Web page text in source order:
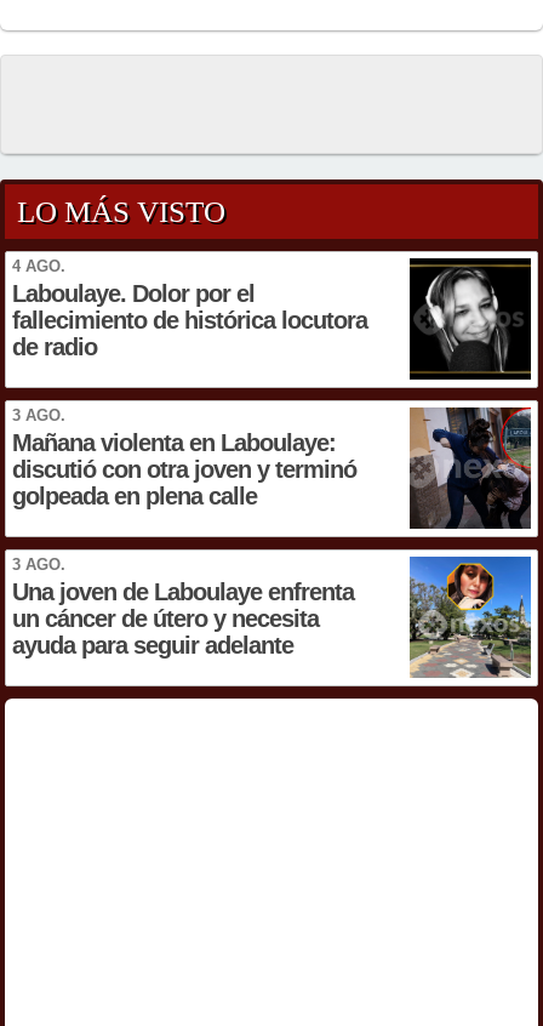
LO MÁS VISTO
4 AGO.
Laboulaye. Dolor por el
fallecimiento de histórica locutora
de radio
3 AGO.
Mañana violenta en Laboulaye:
discutió con otra joven y terminó
golpeada en plena calle
3 AGO.
Una joven de Laboulaye enfrenta
un cáncer de útero y necesita
ayuda para seguir adelante